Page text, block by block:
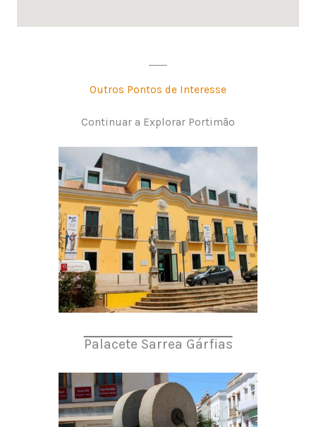
Outros Pontos de Interesse
Continuar a Explorar Portimão
Palacete Sarrea Gárfias